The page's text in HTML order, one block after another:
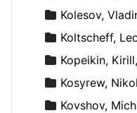
Kolesov,
Koltscheff,
Kopeikin,
Kosyrew,
Kovshov,